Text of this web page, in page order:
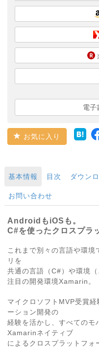
電子
お気に入り
基本情報 目次 ダウン
お問い合わせ
AndroidもiOSも。
C#を使ったクロスプラ
これまで別々の言語や環
リを
共通の言語（C#）や環境
注目の開発環境Xamarin。
マイクロソフトMVP受賞
ーション開発の
経験を活かし、すべてのモ
Xamarinネイティブ
によるクロスプラットフォ